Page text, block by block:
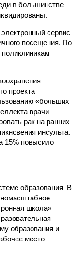
в большинстве
сервис
посещения. По
поликлиникам
проекта
«больших
врачи
рак на ранних
инсульта.
15% повысило
образования. В
школа»
образования и
место